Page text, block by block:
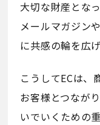
大切な財産とな
メールマガジン
に共感の輪を広
こうしてECは、
お客様とつなが
いでいくための